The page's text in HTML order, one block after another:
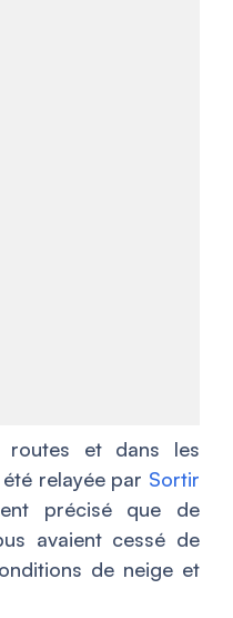
routes et dans les
relayée par Sortir
précisé que de
avaient cessé de
de neige et